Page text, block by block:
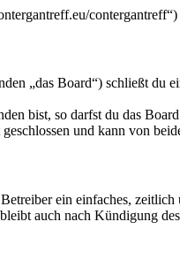
„das Board“) schließt du
bist, so darfst du das
und kann von
ein einfaches,
auch nach Kündigung